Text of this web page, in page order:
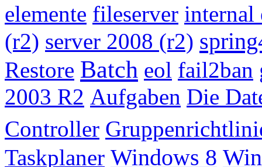
elemente fileserver internal
(r2) server 2008 (r2)
Restore Batch eol fail2ban
2003 R2 Aufgaben Die
Controller
Taskplaner Windows 8